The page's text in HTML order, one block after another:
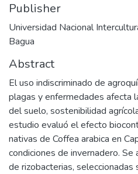
Publisher
Universidad Nacional
Bagua
Abstract
El uso indiscriminado de
plagas y enfermedades afecta
del suelo, sostenibilidad
estudio evaluó el efecto
nativas de Coffea arabica en
condiciones de invernadero.
de rizobacterias, seleccionadas